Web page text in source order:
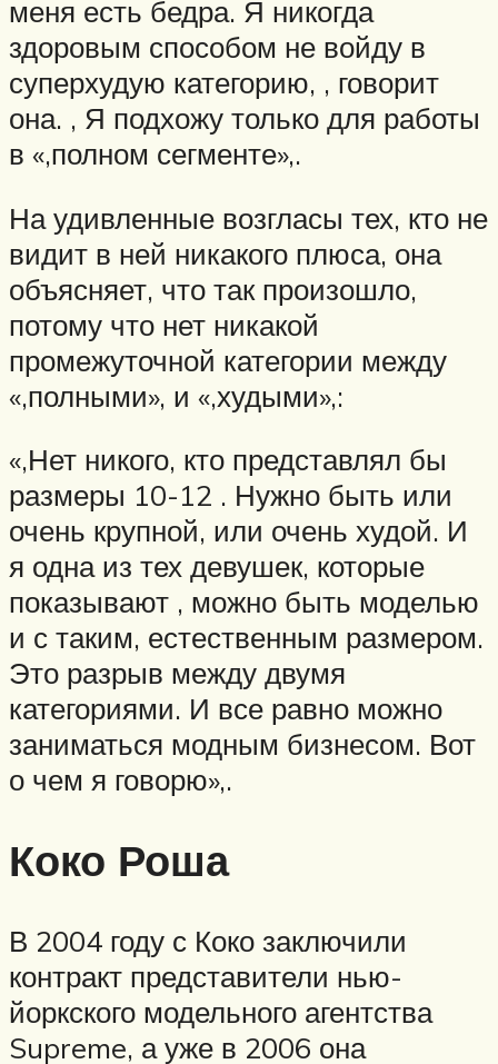
меня есть бедра. Я никогда
здоровым способом не войду в
суперхудую категорию, , говорит
она. , Я подхожу только для работы
в «,полном сегменте»,.
На удивленные возгласы тех, кто не
видит в ней никакого плюса, она
объясняет, что так произошло,
потому что нет никакой
промежуточной категории между
«,полными», и «,худыми»,:
«,Нет никого, кто представлял бы
размеры 10-12 . Нужно быть или
очень крупной, или очень худой. И
я одна из тех девушек, которые
показывают , можно быть моделью
и с таким, естественным размером.
Это разрыв между двумя
категориями. И все равно можно
заниматься модным бизнесом. Вот
о чем я говорю»,.
Коко Роша
В 2004 году с Коко заключили
контракт представители нью-
йоркского модельного агентства
Supreme, а уже в 2006 она